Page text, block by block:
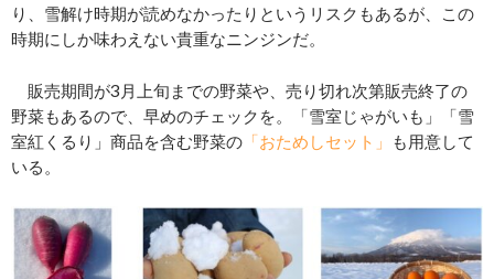
り、雪解け時期が読めなかったりというリスクもあるが、この
時期にしか味わえない貴重なニンジンだ。
販売期間が3月上旬までの野菜や、売り切れ次第販売終了の
野菜もあるので、早めのチェックを。「雪室じゃがいも」「雪
室紅くるり」商品を含む野菜の 「おためしセット」
も用意して
いる。